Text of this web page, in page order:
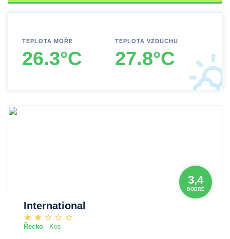
TEPLOTA MOŘE
26.3°C
TEPLOTA VZDUCHU
27.8°C
3,4
DOBRÉ
International
Řecko - Kos